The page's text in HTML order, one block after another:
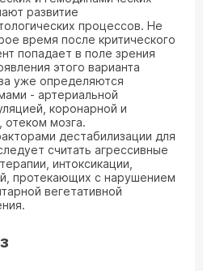
развитие
процессов. Не
время после критического
попадает в поле зрения
этого варианта
уже определяются
- артериальной
коронарной и
мозга.
дестабилизации для
считать агрессивные
интоксикации,
протекающих с нарушением
вегетативной